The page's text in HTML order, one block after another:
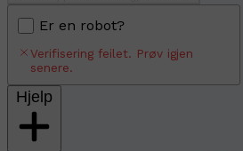
Er en robot?
Verifisering feilet. Prøv igjen
senere.
Hjelp